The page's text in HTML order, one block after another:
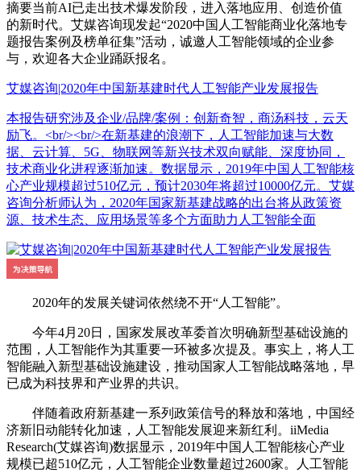
摘要当前AI已走出技术爆发阶段，进入落地应用、创造价值
的新时代。艾媒咨询现发起“2020中国人工智能商业化落地专
题报告案例及榜单征集”活动，诚邀人工智能领域的企业参
与，欢迎各大企业踊跃报名。
艾媒咨询|2020年中国新基建时代人工智能产业发展报告
本报告研究涉及企业/品牌/案例：创新奇智，商汤科技，云天
励飞。<br/><br/>在新基建的浪潮下，人工智能加速与大数
据、云计算、5G、物联网等新兴技术双向赋能、深度协同，
技术商业化进程逐渐加速。数据显示，2019年中国人工智能核
心产业规模超过510亿元，预计2030年将超过10000亿元。艾媒
咨询分析师认为，2020年国家新基建战略的出台将从政策资
源、技术生态、应用场景等多个方面助力人工智能全面
2020年的发展关键词依然绕不开“人工智能”。
今年4月20日，国家发展改革委首次明确新型基础设施的
范围，人工智能作为其重要一环被多次提及。事实上，将人工
智能融入新型基础设施建设，推动国家人工智能战略落地，早
已成为科技界和产业界的共识。
伴随着政府新基建一系列政策信号的释放和落地，中国经
济新旧动能转化加速，人工智能发展迎来新红利。iiMedia
Research(艾媒咨询)数据显示，2019年中国人工智能核心产业
规模已超510亿元，人工智能企业数量超过2600家。人工智能